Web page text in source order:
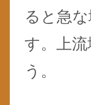
ると急
す。上
う。